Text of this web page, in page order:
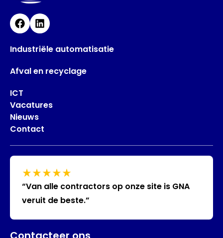
Facebook
Linkedin
Industriële automatisatie
Afval en recyclage
ICT
Vacatures
Nieuws
Contact
“Van alle contractors op onze site is GNA
veruit de beste.”